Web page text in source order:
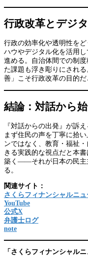
行政改革とデジ
行政の効率化や透明性を
ハウやデジタル化を活用
進める。自治体間での制
た課題も浮き彫りにされ
善」こそ行政改革の目的だ
結論：対話から
『対話からの出発』が訴
まず住民の声を丁寧に拾
ンではなく、教育・福祉
きる実践的な視点だと本
築く――それが日本の民主
る。
関連サイト：
さくらフィナンシャルニ
YouTube
公式X
弁護士ログ
note
「さくらフィナンシャル